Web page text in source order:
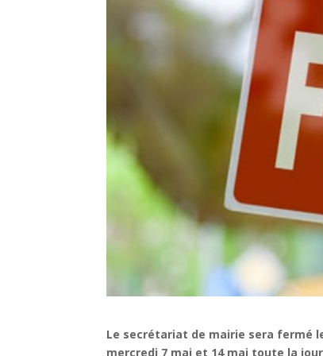
Le secrétariat de mairie sera fermé
mercredi 7 mai et 14 mai toute la